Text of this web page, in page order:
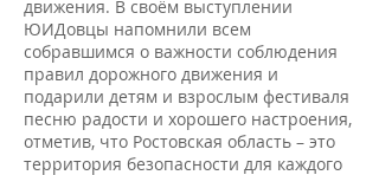
движения. В своём выступлении
ЮИДовцы напомнили всем
собравшимся о важности соблюдения
правил дорожного движения и
подарили детям и взрослым фестиваля
песню радости и хорошего настроения,
отметив, что Ростовская область – это
территория безопасности для каждого